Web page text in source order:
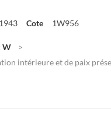
Cote 1W956
W
intérieure et de paix